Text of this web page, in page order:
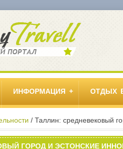
ИНФОРМАЦИЯ ОТДЫХ
/ Таллин: средневековый
ГОРОД И ЭСТОНСКИЕ